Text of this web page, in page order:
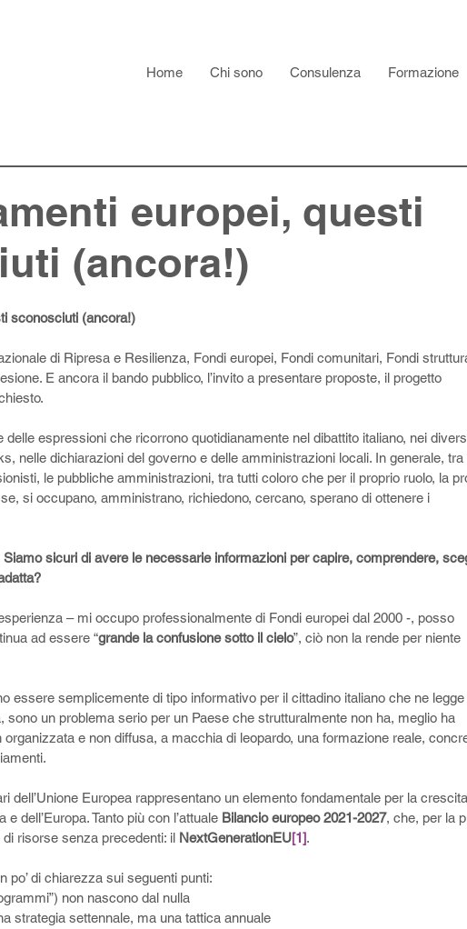
Home Chi sono Consulenza Formazione
europei, questi
(ancora!)
sconosciuti (ancora!)
di Ripresa e Resilienza, Fondi europei, Fondi comunitari, Fondi
E ancora il bando pubblico, l’invito a presentare proposte, il progetto
delle espressioni che ricorrono quotidianamente nel dibattito italiano, nei
nelle dichiarazioni del governo e delle amministrazioni locali. In generale, tra
le pubbliche amministrazioni, tra tutti coloro che per il proprio ruolo, la
si occupano, amministrano, richiedono, cercano, sperano di ottenere i
sicuri di avere le necessarie informazioni per capire, comprendere,
– mi occupo professionalmente di Fondi europei dal 2000 -, posso
ad essere “grande la confusione sotto il cielo”, ciò non la rende per niente
essere semplicemente di tipo informativo per il cittadino italiano che ne legge
sono un problema serio per un Paese che strutturalmente non ha, meglio ha
e non diffusa, a macchia di leopardo, una formazione reale,
dell’Unione Europea rappresentano un elemento fondamentale per la crescita
dell’Europa. Tanto più con l’attuale Bilancio europeo 2021-2027, che, per la
risorse senza precedenti: il NextGenerationEU[1].
po’ di chiarezza sui seguenti punti:
non nascono dal nulla
strategia settennale, ma una tattica annuale